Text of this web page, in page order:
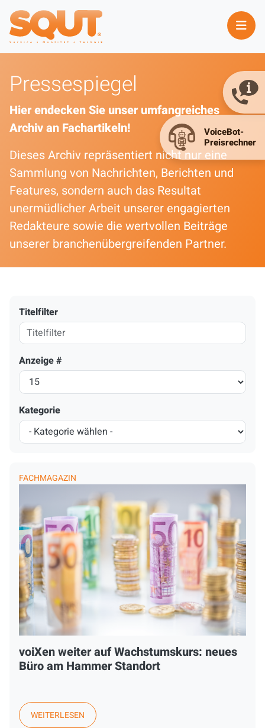
Pressespiegel
Hier endecken Sie unser umfangreiches
Archiv an Fachartikeln!
Dieses Archiv repräsentiert nicht nur eine
Sammlung von Nachrichten, Berichten und
Features, sondern auch das Resultat
unermüdlicher Arbeit unserer engagierten
Redakteure sowie die wertvollen Beiträge
unserer branchenübergreifenden Partner.
Titelfilter
Anzeige #
Kategorie
FACHMAGAZIN
voiXen weiter auf Wachstumskurs: neues
Büro am Hammer Standort
WEITERLESEN